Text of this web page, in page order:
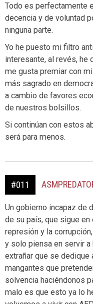
Todo es perfectamente
decencia y de voluntad
ninguna parte.
Yo he puesto mi filtro
interesante, al revés,
me gusta premiar con
más sagrado en
a cambio de favores
de nuestros bolsillos.
Si continúan con estos
será para menos.
#011
Un gobierno incapaz de
de su país, que sigue
represión y la
y solo piensa en servir
extrañar que se
mangantes que
solvencia haciéndonos
malo es que esto ya lo